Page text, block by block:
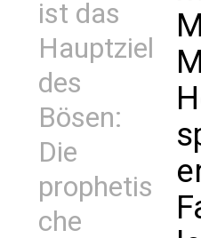
ist das
Hauptziel
des
Bösen:
Die
prophetis
che